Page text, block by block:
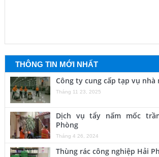
THÔNG TIN MỚI NHẤT
Công ty cung cấp tạp vụ nhà
Tháng 11 23, 2025
Dịch vụ tẩy nấm mốc
Phòng
Tháng 4 26, 2024
Thùng rác công nghiệp Hải